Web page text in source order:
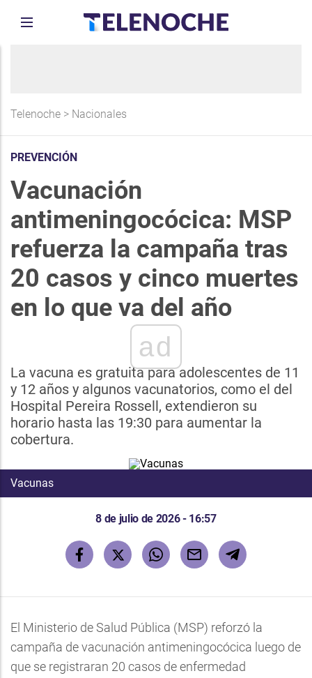
Telenoche > Nacionales
PREVENCIÓN
Vacunación
antimeningocócica: MSP
refuerza la campaña tras
20 casos y cinco muertes
en lo que va del año
ad
La vacuna es gratuita para adolescentes de 11
y 12 años y algunos vacunatorios, como el del
Hospital Pereira Rossell, extendieron su
horario hasta las 19:30 para aumentar la
cobertura.
Vacunas
8 de julio de 2026 - 16:57
El Ministerio de Salud Pública (MSP) reforzó la
campaña de vacunación antimeningocócica luego de
que se registraran 20 casos de enfermedad